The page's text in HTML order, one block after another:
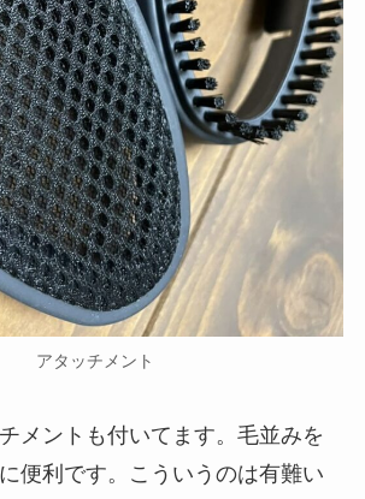
アタッチメント
メントも付いてます。毛並みを
便利です。こういうのは有難い